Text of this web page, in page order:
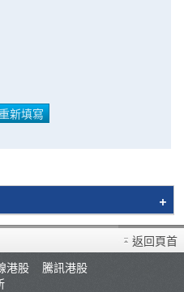
返回頁首
港股
騰訊港股